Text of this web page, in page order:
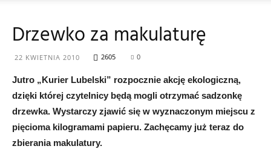
Abrys
Drzewko za makulaturę
22 KWIETNIA 2010 2605 0
Jutro „Kurier Lubelski” rozpocznie akcję ekologiczną,
dzięki której czytelnicy będą mogli otrzymać sadzonkę
drzewka. Wystarczy zjawić się w wyznaczonym miejscu z
pięcioma kilogramami papieru. Zachęcamy już teraz do
zbierania makulatury.